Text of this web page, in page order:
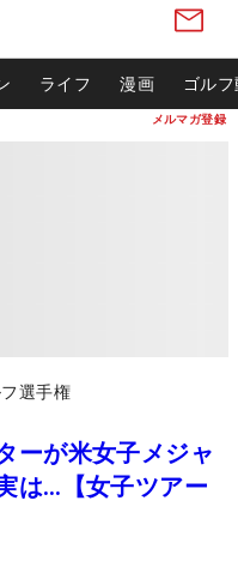
メルマガ登録
ライフ 漫画 ゴル
選手権
ーが米女子メジャ
は…【女子ツアー